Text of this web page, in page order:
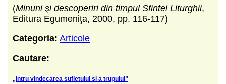
(Minuni şi descoperiri din timpul Sfintei Liturghii,
Editura Egumeniţa, 2000, pp. 116-117)
Categoria: Articole
Cautare:
„Intru vindecarea sufletului si a trupului”